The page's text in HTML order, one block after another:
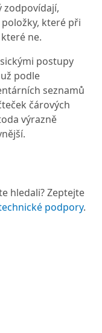
zodpovídají,
které při
ne.
postupy
podle
seznamů
čárových
výrazně
hledali? Zeptejte
podpory.